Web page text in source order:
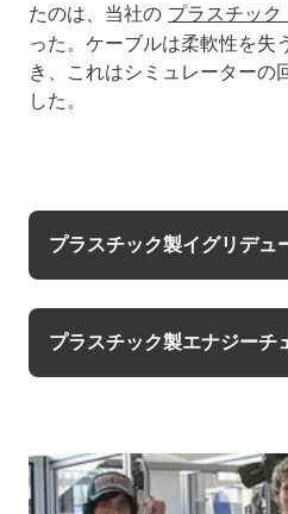
たのは、当社の プラスチッ
った。ケーブルは柔軟性を失
き、これはシミュレーターの
した。
プラスチック製イグリデュ
プラスチック製エナジーチ